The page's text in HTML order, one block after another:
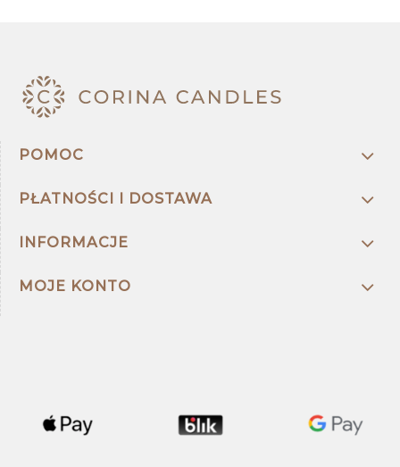
POMOC
PŁATNOŚCI I DOSTAWA
INFORMACJE
MOJE KONTO